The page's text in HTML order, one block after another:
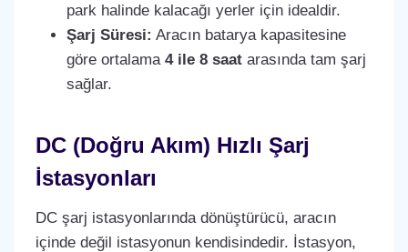
park halinde kalacağı yerler için idealdir.
Şarj Süresi: Aracın batarya kapasitesine
göre ortalama 4 ile 8 saatarasında tam şarj
sağlar.
DC (Doğru Akım) Hızlı Şarj
İstasyonları
DC şarj istasyonlarında dönüştürücü, aracın
içinde değil istasyonun kendisindedir. İstasyon,